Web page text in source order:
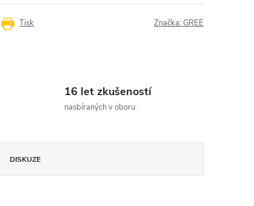
Tisk Značka: GREE
16 let zkušeností
nasbíraných v oboru.
DISKUZE